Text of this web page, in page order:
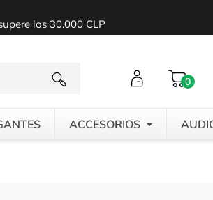
los 30.000 CLP
0
ACCESORIOS